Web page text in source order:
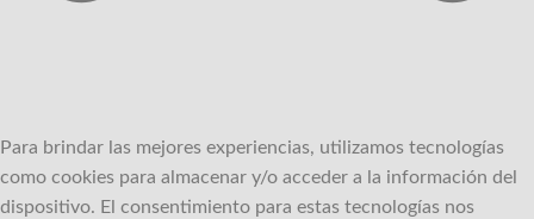
Para brindar las mejores experiencias, utilizamos tecnologías
como cookies para almacenar y/o acceder a la información del
dispositivo. El consentimiento para estas tecnologías nos